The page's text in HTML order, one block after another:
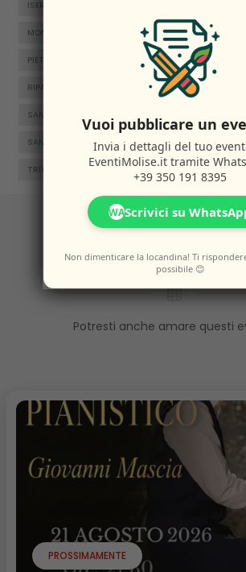
ISERNIA
MONTENERO DI BISACCIA ORATINO
PIETRABBONDANTE PIETRACATELLA
RIPALIMOSANI ROCCAMANDOLFI
SAN GIACOMO DEGLI SCHIAVONI
SANTA CROCE DI MAGLIANO SEPINO
TRIVENTO VENAFRO VINCHIATURO
AltriEventi
Potresti anche amare questi
PROSSIMAMENTE
Vuoi pubblicare un
Invia i dettagli del tuo
EventiMolise.it tramite
+39 350 191 8395
WAScrivici su
Non dimenticare la locandina! Ti
possibile 😊